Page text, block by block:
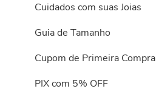
Cuidados com suas Joias
Guia de Tamanho
Cupom de Primeira Compra
PIX com 5% OFF